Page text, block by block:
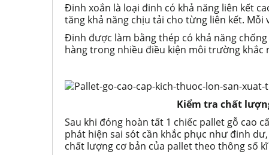
Đinh xoắn là loại đinh có khả năng liên kết
tăng khả năng chịu tải cho từng liên kết.
Đinh được làm bằng thép có khả năng
hàng trong nhiều điều kiện môi trường khắc
Kiểm tra chất
Sau khi đóng hoàn tất 1 chiếc pallet gỗ cao
phát hiện sai sót cần khắc phục như đinh
chất lượng cơ bản của pallet theo thông số